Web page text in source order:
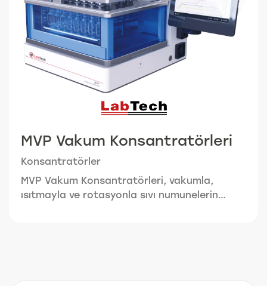
MVP Vakum Konsantratörleri
Konsantratörler
MVP Vakum Konsantratörleri, vakumla,
ısıtmayla ve rotasyonla sıvı numunelerin